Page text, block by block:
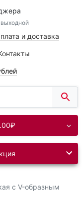
и доставка
с V-образным